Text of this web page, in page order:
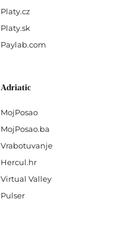
Platy.cz
Platy.sk
Paylab.com
Adriatic
MojPosao
MojPosao.ba
Vrabotuvanje
Hercul.hr
Virtual Valley
Pulser